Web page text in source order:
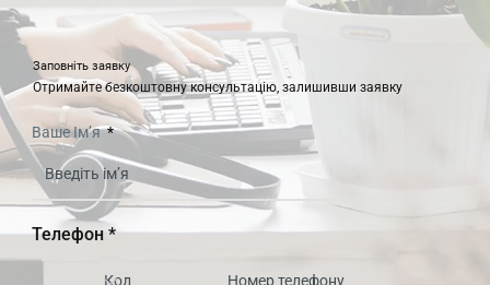
Заповніть заявку
Отримайте безкоштовну консультацію, залишивши заявку
Ваше Ім’я
Телефон *